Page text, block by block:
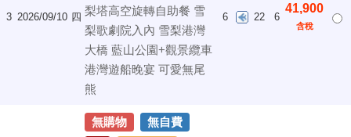
3 2026/09/10 四 梨塔高空旋轉自助餐 雪
梨歌劇院入內 雪梨港灣
大橋 藍山公園+觀景纜車
港灣遊船晚宴 可愛無尾
熊
6 22 6
41,900
含稅
無購物
無自費